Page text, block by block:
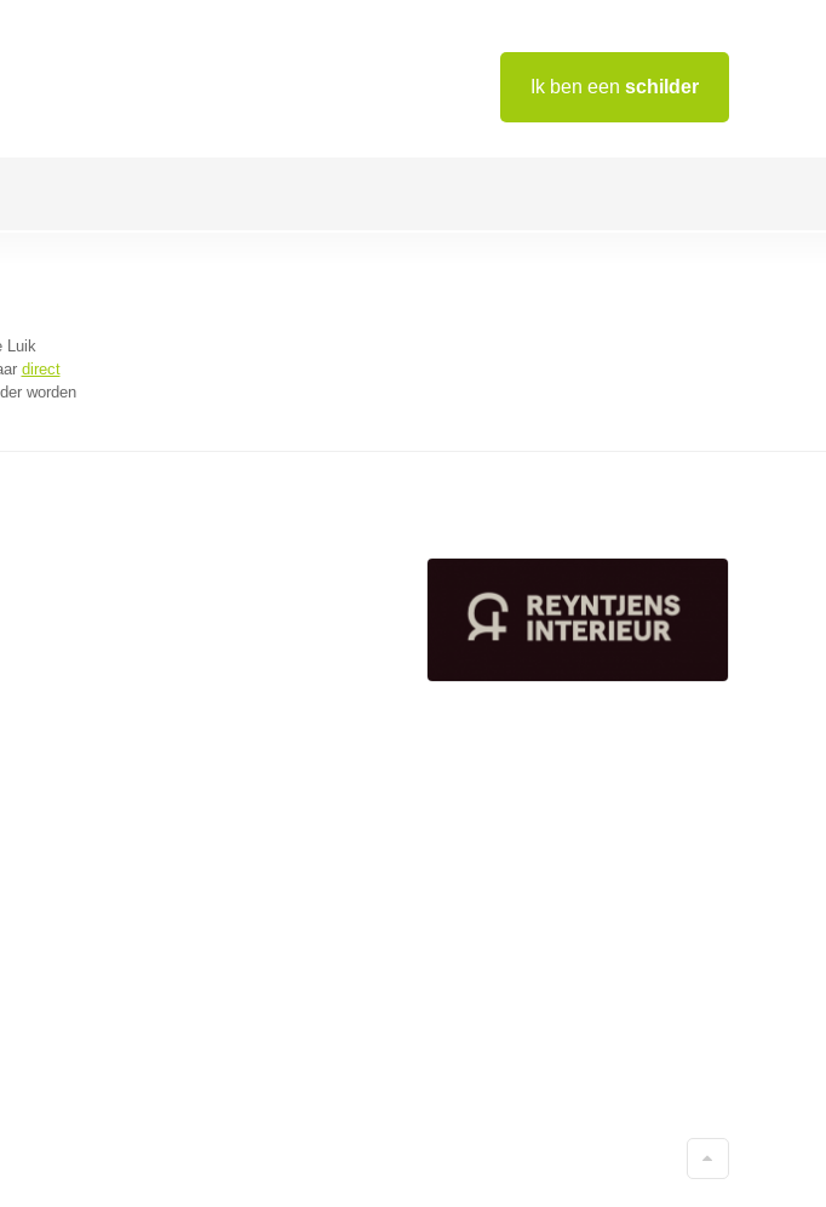
Ik ben een schilder
Luik
direct
worden